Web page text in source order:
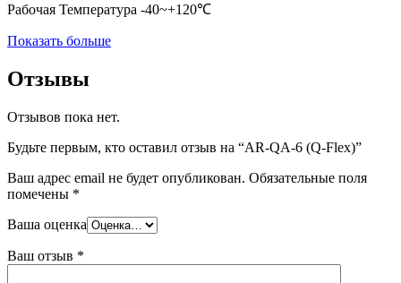
Рабочая Температура -40~+120℃
Показать больше
Отзывы
Отзывов пока нет.
Будьте первым, кто оставил отзыв на “AR-QA-6 (Q-Flex)”
Ваш адрес email не будет опубликован. Обязательные поля
помечены *
Ваша оценка
Ваш отзыв *